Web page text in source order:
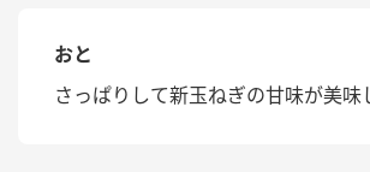
おと
さっぱりして新玉ねぎの甘味が美味